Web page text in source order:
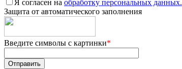
Я согласен на обработку персональных данных.
Защита от автоматического заполнения
Введите символы с картинки*